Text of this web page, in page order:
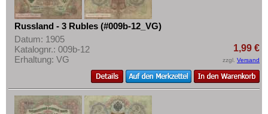
Russland - 3 Rubles (#009b-12_VG)
Datum: 1905
Katalognr.: 009b-12
Erhaltung: VG
1,99 €
zzgl. Versand